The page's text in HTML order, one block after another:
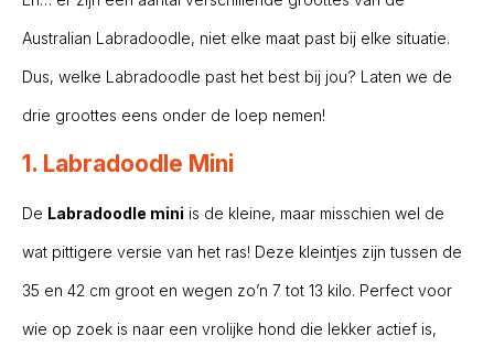
Australian Labradoodle, niet elke maat past bij elke situatie.
Dus, welke Labradoodle past het best bij jou? Laten we de
drie groottes eens onder de loep nemen!
1. Labradoodle Mini
De Labradoodle mini is de kleine, maar misschien wel de
wat pittigere versie van het ras! Deze kleintjes zijn tussen de
35 en 42 cm groot en wegen zo’n 7 tot 13 kilo. Perfect voor
wie op zoek is naar een vrolijke hond die lekker actief is,